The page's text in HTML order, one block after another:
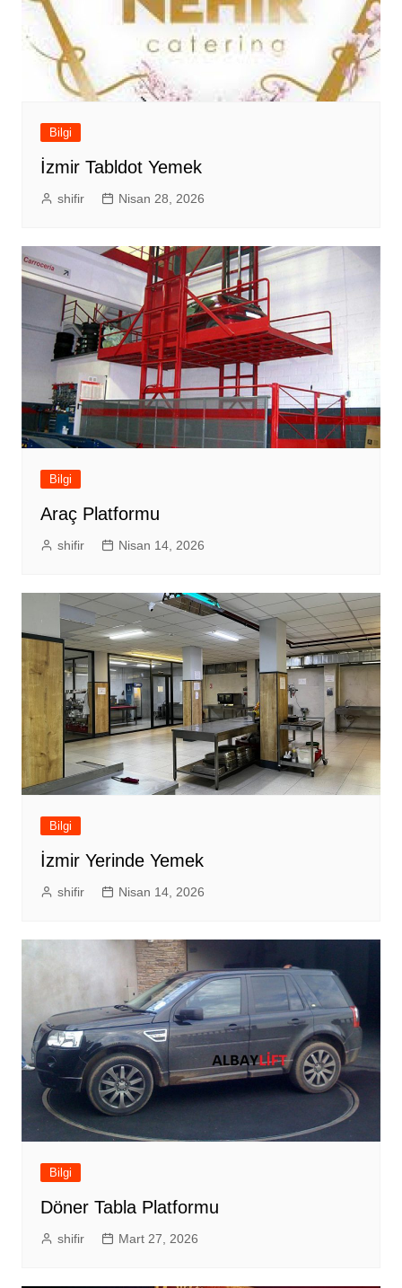
Bilgi
İzmir Tabldot Yemek
shifir Nisan 28, 2026
Bilgi
Araç Platformu
shifir Nisan 14, 2026
Bilgi
İzmir Yerinde Yemek
shifir Nisan 14, 2026
Bilgi
Döner Tabla Platformu
shifir Mart 27, 2026